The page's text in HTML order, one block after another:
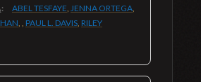
ABEL TESFAYE, JENNA ORTEGA,
, , PAUL L. DAVIS, RILEY